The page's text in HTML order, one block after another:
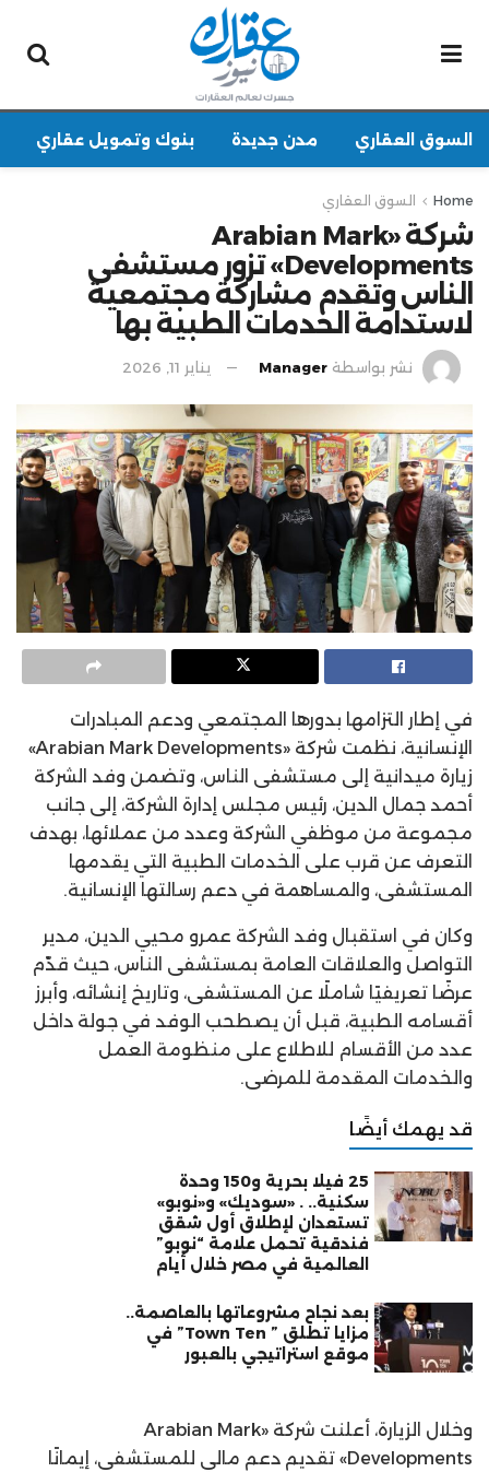
السوق العقاري مدن جديدة بنوك وتمويل عقاري
Home السوق العقاري
شركة «Arabian Mark
Developments» تزور مستشفى
الناس وتقدم مشاركة مجتمعية
لاستدامة الخدمات الطبية بها
نشر بواسطة Manager يناير 11, 2026
في إطار التزامها بدورها المجتمعي ودعم المبادرات
الإنسانية، نظمت شركة «Arabian Mark Developments»
زيارة ميدانية إلى مستشفى الناس، وتضمن وفد الشركة
أحمد جمال الدين، رئيس مجلس إدارة الشركة، إلى جانب
مجموعة من موظفي الشركة وعدد من عملائها، بهدف
التعرف عن قرب على الخدمات الطبية التي يقدمها
المستشفى، والمساهمة في دعم رسالتها الإنسانية.
وكان في استقبال وفد الشركة عمرو محيي الدين، مدير
التواصل والعلاقات العامة بمستشفى الناس، حيث قدّم
عرضًا تعريفيًا شاملًا عن المستشفى، وتاريخ إنشائه، وأبرز
أقسامه الطبية، قبل أن يصطحب الوفد في جولة داخل
عدد من الأقسام للاطلاع على منظومة العمل
والخدمات المقدمة للمرضى.
قد يهمك أيضًا
25 فيلا بحرية و150 وحدة
سكنية.. . «سوديك» و«نوبو»
تستعدان لإطلاق أول شقق
فندقية تحمل علامة “نوبو”
العالمية في مصر خلال أيام
بعد نجاح مشروعاتها بالعاصمة..
مزايا تطلق ” Town Ten” في
موقع استراتيجي بالعبور
وخلال الزيارة، أعلنت شركة «Arabian Mark
Developments» تقديم دعم مالي للمستشفى، إيمانًا